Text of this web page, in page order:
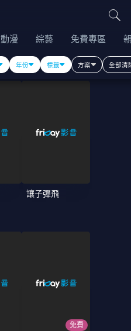
動漫 綜藝 免費專區
年份 標籤 方案 全部清
讓子彈飛
免費